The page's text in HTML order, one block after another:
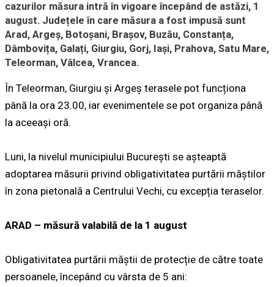
cazurilor măsura intră în vigoare începând de astăzi, 1
august. ​Județele în care măsura a fost impusă sunt
Arad, Argeș, Botoșani, Brașov, Buzău, Constanța,
Dâmbovița, Galați, Giurgiu, Gorj, Iași, Prahova, Satu Mare,
Teleorman, Vâlcea, Vrancea.
În Teleorman, Giurgiu și Argeș terasele pot funcționa
până la ora 23.00, iar evenimentele se pot organiza până
la aceeași oră.
Luni, la nivelul municipiului București se așteaptă
adoptarea măsurii privind obligativitatea purtării măștilor
în zona pietonală a Centrului Vechi, cu excepția teraselor.
ARAD – măsură valabilă de la 1 august
Obligativitatea purtării măștii de protecție de către toate
persoanele, începând cu vârsta de 5 ani: